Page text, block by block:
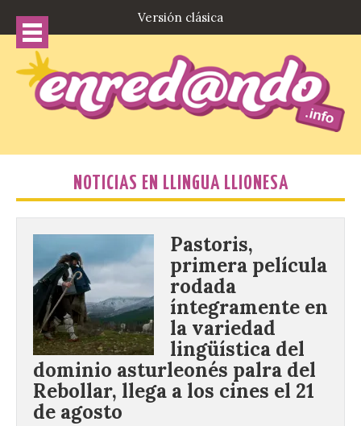
Versión clásica
NOTICIAS EN LLINGUA LLIONESA
Pastoris,
primera película
rodada
íntegramente en
la variedad
lingüística del
dominio asturleonés palra del
Rebollar, llega a los cines el 21
de agosto